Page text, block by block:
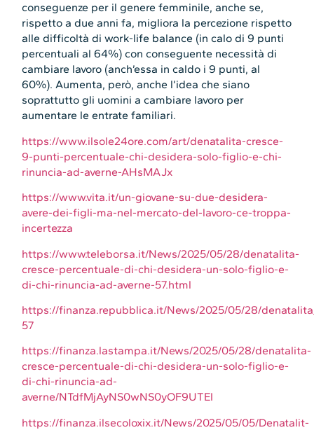
conseguenze per il genere femminile, anche se,
rispetto a due anni fa, migliora la percezione rispetto
alle difficoltà di work-life balance (in calo di 9 punti
percentuali al 64%) con conseguente necessità di
cambiare lavoro (anch’essa in caldo i 9 punti, al
60%). Aumenta, però, anche l’idea che siano
soprattutto gli uomini a cambiare lavoro per
aumentare le entrate familiari.
https://www.ilsole24ore.com/art/denatalita-cresce-
9-punti-percentuale-chi-desidera-solo-figlio-e-chi-
rinuncia-ad-averne-AHsMAJx
https://www.vita.it/un-giovane-su-due-desidera-
avere-dei-figli-ma-nel-mercato-del-lavoro-ce-troppa-
incertezza
https://www.teleborsa.it/News/2025/05/28/denatalita-
cresce-percentuale-di-chi-desidera-un-solo-figlio-e-
di-chi-rinuncia-ad-averne-57.html
https://finanza.repubblica.it/News/2025/05/28/
57
https://finanza.lastampa.it/News/2025/05/28/denatalita-
cresce-percentuale-di-chi-desidera-un-solo-figlio-e-
di-chi-rinuncia-ad-
averne/NTdfMjAyNS0wNS0yOF9UTEI
https://finanza.ilsecoloxix.it/News/2025/05/05/Denatalit-